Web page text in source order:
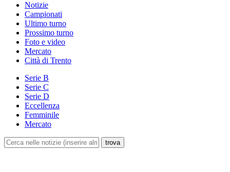
Notizie
Campionati
Ultimo turno
Prossimo turno
Foto e video
Mercato
Città di Trento
Serie B
Serie C
Serie D
Eccellenza
Femminile
Mercato